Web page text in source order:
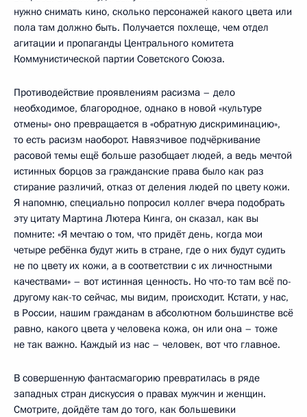
нужно снимать кино, сколько персонажей какого цвета или
пола там должно быть. Получается похлеще, чем отдел
агитации и пропаганды Центрального комитета
Коммунистической партии Советского Союза.
Противодействие проявлениям расизма – дело
необходимое, благородное, однако в новой «культуре
отмены» оно превращается в «обратную дискриминацию»,
то есть расизм наоборот. Навязчивое подчёркивание
расовой темы ещё больше разобщает людей, а ведь мечтой
истинных борцов за гражданские права было как раз
стирание различий, отказ от деления людей по цвету кожи.
Я напомню, специально попросил коллег вчера подобрать
эту цитату Мартина Лютера Кинга, он сказал, как вы
помните: «Я мечтаю о том, что придёт день, когда мои
четыре ребёнка будут жить в стране, где о них будут судить
не по цвету их кожи, а в соответствии с их личностными
качествами» – вот истинная ценность. Но что-то там всё по-
другому как-то сейчас, мы видим, происходит. Кстати, у нас,
в России, нашим гражданам в абсолютном большинстве всё
равно, какого цвета у человека кожа, он или она – тоже
не так важно. Каждый из нас – человек, вот что главное.
В совершенную фантасмагорию превратилась в ряде
западных стран дискуссия о правах мужчин и женщин.
Смотрите, дойдёте там до того, как большевики